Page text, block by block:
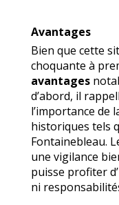
Avantages
Bien que cette
choquante à
avantages
d’abord, il
l’importance de
historiques tels
Fontainebleau.
une vigilance
puisse profiter
ni